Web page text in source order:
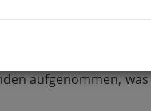
zu
Filiale zu
Knotenpunkt:
Wir
aufgenommen,